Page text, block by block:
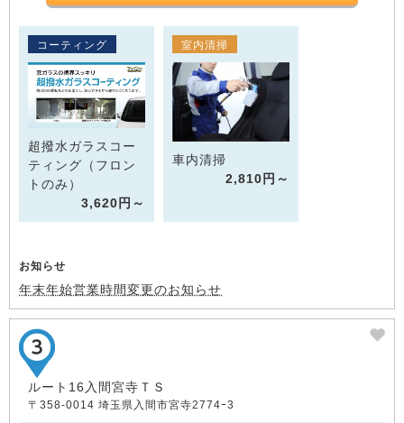
コーティング
超撥水ガラスコー
ティング（フロン
トのみ）
3,620円～
室内清掃
車内清掃
2,810円～
お知らせ
年末年始営業時間変更のお知らせ
ルート16入間宮寺ＴＳ
〒358-0014 埼玉県入間市宮寺2774ｰ3